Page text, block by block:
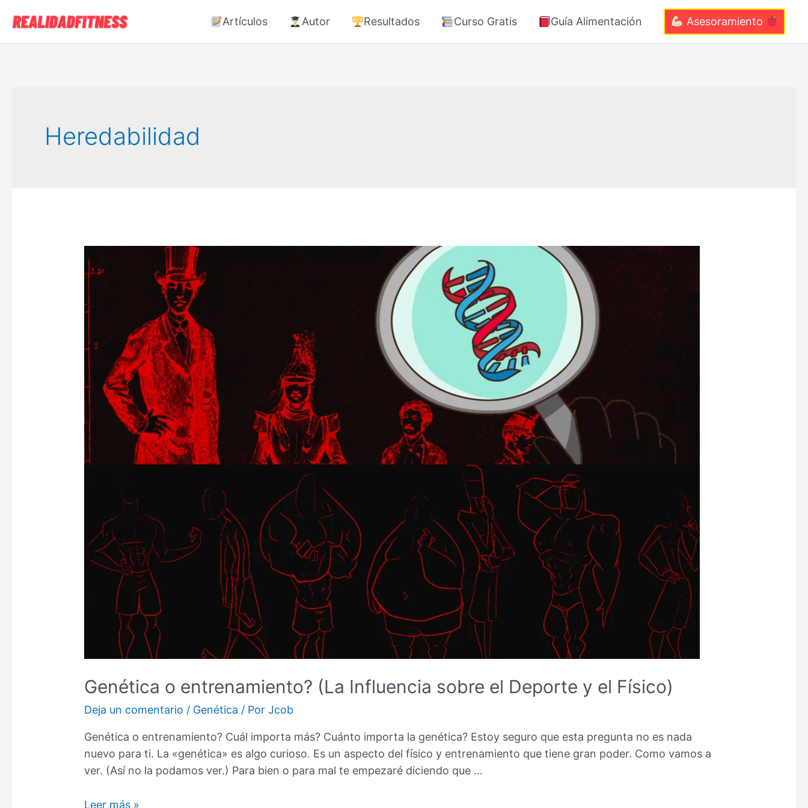
contenido
Artículos Autor Resultados Curso Gratis Guía Alimentación Asesoramiento
Heredabilidad
Genética o entrenamiento? (La Influencia sobre el Deporte y el Físico)
Deja un comentario / Genética / PorJcob
Genética o entrenamiento? Cuál importa más? Cuánto importa la genética? Estoy seguro que esta pregunta no es nada
nuevo para ti. La «genética» es algo curioso. Es un aspecto del físico y entrenamiento que tiene gran poder. Como vamos a
ver. (Así no la podamos ver.) Para bien o para mal te empezaré diciendo que …
Genética
Leer más »